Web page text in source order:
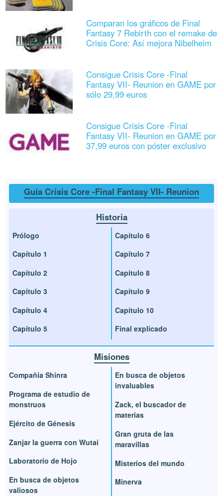
Comparan los gráficos de Final
Fantasy 7 Rebirth con el remake de
Crisis Core: Así mejora Nibelheim
Consigue Crisis Core -Final
Fantasy VII- Reunion en GAME por
sólo 29,99 euros
Consigue Crisis Core -Final
Fantasy VII- Reunion en GAME por
37,99 euros con póster exclusivo
Guía Crisis Core -Final Fantasy VII- Reunion
Historia
Prólogo
Capítulo 1
Capítulo 2
Capítulo 3
Capítulo 4
Capítulo 5
Capítulo 6
Capítulo 7
Capítulo 8
Capítulo 9
Capítulo 10
Final explicado
Misiones
Compañía Shinra
Programa de estudio de
monstruos
Ejército de Génesis
Zanjar la guerra con Wutai
Laboratorio de Hojo
En busca de objetos
valiosos
En busca de objetos
invaluables
Zack, el buscador de
materias
Gran gruta de las
maravillas
Misterios del mundo
Minerva